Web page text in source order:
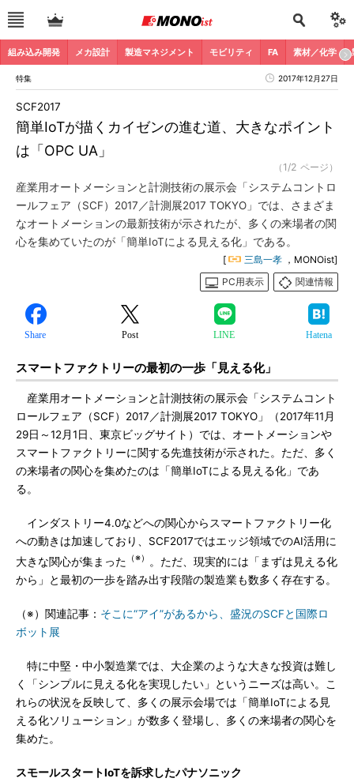
組み込み開発 メカ設計 製造マネジメント モビリティ FA 素材／化学
特集 2017年12月27日
簡単IoTが描くカイゼンの進む道、大きなポイント
は「OPC UA」
SCF2017
（1/2 ページ）
産業用オートメーションと計測技術の展示会「システムコントロ
ールフェア（SCF）2017／計測展2017 TOKYO」では、さまざま
なオートメーションの最新技術が示されたが、多くの来場者の関
心を集めていたのが「簡単IoTによる見える化」である。
[ 三島一孝 ，MONOist]
PC用表示
関連情報
Share Post LINE Hatena
スマートファクトリーの最初の一歩「見える化」
産業用オートメーションと計測技術の展示会「システムコント
ロールフェア（SCF）2017／計測展2017 TOKYO」（2017年11月
29日～12月1日、東京ビッグサイト）では、オートメーションや
スマートファクトリーに関する先進技術が示された。ただ、多く
の来場者の関心を集めたのは「簡単IoTによる見える化」であ
る。
インダストリー4.0などへの関心からスマートファクトリー化
への動きは加速しており、SCF2017ではエッジ領域でのAI活用に
大きな関心が集まった （※）
。ただ、現実的には「まずは見える化
から」と最初の一歩を踏み出す段階の製造業も数多く存在する。
（※）関連記事： そこに“アイ”があるから、盛況のSCFと国際ロ
ボット展
特に中堅・中小製造業では、大企業のような大きな投資は難し
く「シンプルに見える化を実現したい」というニーズは高い。こ
れらの状況を反映して、多くの展示会場では「簡単IoTによる見
える化ソリューション」が数多く登場し、多くの来場者の関心を
集めた。
スモールスタートIoTを訴求したパナソニック